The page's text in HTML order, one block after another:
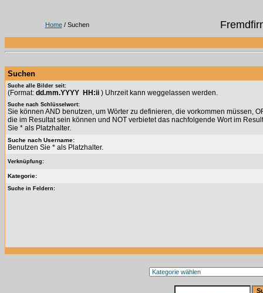
Home/ Suchen
Suchen
Suche alle Bilder seit:
(Format: dd.mm.YYYY HH:ii ) Uhrzeit kann weggelassen werden.
Suche nach Schlüsselwort:
Sie können AND benutzen, um Wörter zu definieren, die vorkommen müssen,
die im Resultat sein können und NOT verbietet das nachfolgende Wort im
Sie * als Platzhalter.
Suche nach Username:
Benutzen Sie * als Platzhalter.
Verknüpfung:
Kategorie:
Suche in Feldern: